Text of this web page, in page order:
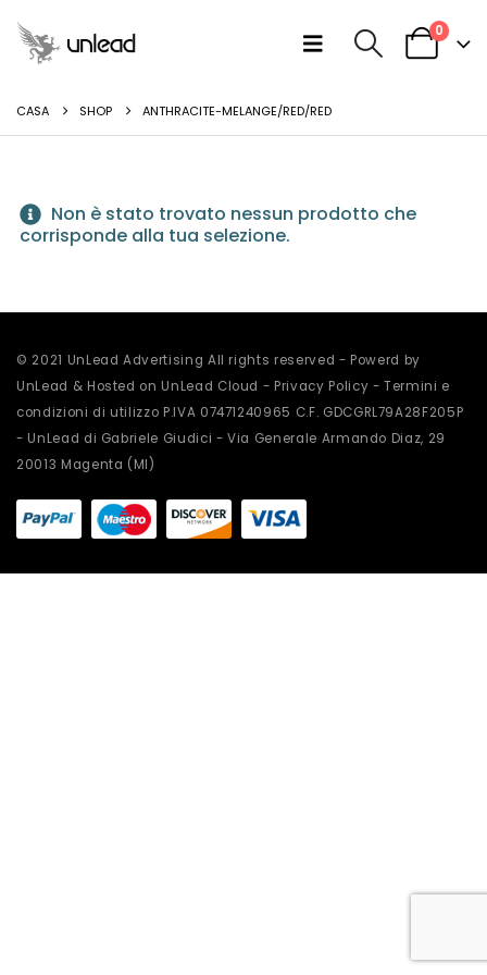
0
CASA SHOP ANTHRACITE-MELANGE/RED/RED
Non è stato trovato nessun prodotto che
corrisponde alla tua selezione.
© 2021 UnLead Advertising All rights reserved - Powerd by
UnLead & Hosted on UnLead Cloud - Privacy Policy -Termini e
condizioni di utilizzo P.IVA 07471240965 C.F. GDCGRL79A28F205P
- UnLead di Gabriele Giudici - Via Generale Armando Diaz, 29
20013 Magenta (MI)